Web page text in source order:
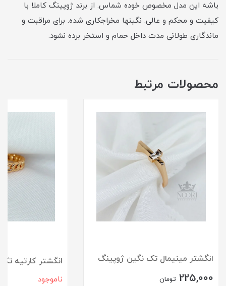
باشه این مدل مخصوص خوده شماس. از برند ژوپینگ کاملا با
کیفیت و محکم و عالی. نگینها مخراجکاری شده. برای مراقبت و
ماندگاری طولانی مدت داخل حمام و استخر برده نشود.
محصولات مرتبط
انگشتر مینیمال تک نگین ژوپینگ
225,000 تومان
انگشتر کارتیه
ناموجود